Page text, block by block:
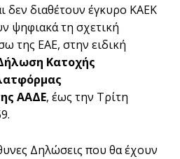
δεν διαθέτουν έγκυρο ΚΑΕΚ
ψηφιακά τη σχετική
της ΕΑΕ, στην ειδική
Κατοχής
ΑΑΔΕ, έως την Τρίτη
Δηλώσεις που θα έχουν